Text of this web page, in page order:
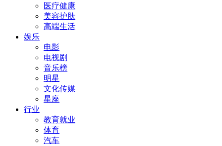
医疗健康
美容护肤
高端生活
娱乐
电影
电视剧
音乐榜
明星
文化传媒
星座
行业
教育就业
体育
汽车